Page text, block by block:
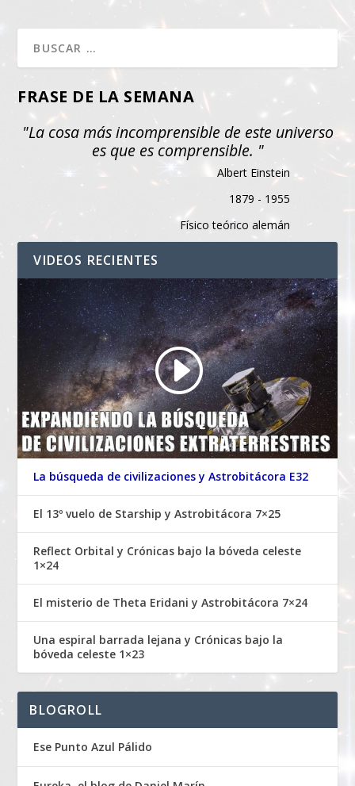
FRASE DE LA SEMANA
"La cosa más incomprensible de este universo
es que es comprensible. "
Albert Einstein
1879 - 1955
Físico teórico alemán
VIDEOS RECIENTES
La búsqueda de civilizaciones y Astrobitácora E32
El 13º vuelo de Starship y Astrobitácora 7×25
Reflect Orbital y Crónicas bajo la bóveda celeste
1×24
El misterio de Theta Eridani y Astrobitácora 7×24
Una espiral barrada lejana y Crónicas bajo la
bóveda celeste 1×23
BLOGROLL
Ese Punto Azul Pálido